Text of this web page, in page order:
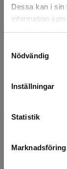
Dessa kan i sin
information
samlat in när
Nödvändig
Inställningar
Statistik
Marknadsföring
Finns i lager
39 kr